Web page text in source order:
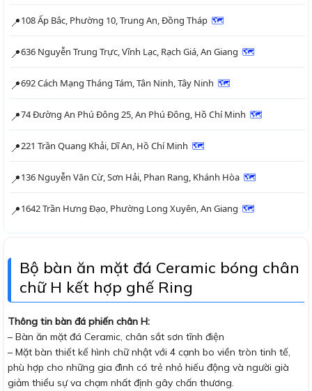
📍108 Ấp Bắc, Phường 10, Trung An, Đồng Tháp 🗺
📍636 Nguyễn Trung Trực, Vĩnh Lạc, Rạch Giá, An Giang 🗺
📍692 Cách Mạng Tháng Tám, Tân Ninh, Tây Ninh 🗺
📍74 Đường An Phú Đông 25, An Phú Đông, Hồ Chí Minh 🗺
📍221 Trần Quang Khải, Dĩ An, Hồ Chí Minh 🗺
📍136 Nguyễn Văn Cừ, Sơn Hải, Phan Rang, Khánh Hòa 🗺
📍1642 Trần Hưng Đạo, Phường Long Xuyên, An Giang 🗺
Bộ bàn ăn mặt đá Ceramic bóng chân
chữ H kết hợp ghế Ring
Thông tin bàn đá phiến chân H:
– Bàn ăn mặt đá Ceramic, chân sắt sơn tĩnh điện
– Mặt bàn thiết kế hình chữ nhật với 4 cạnh bo viền tròn tinh tế,
phù hợp cho những gia đình có trẻ nhỏ hiếu động và người già
giảm thiểu sự va chạm nhất định gây chấn thương.